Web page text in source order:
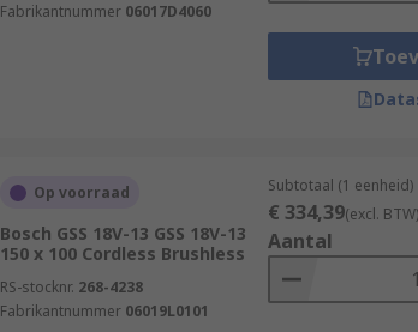
Fabrikantnummer 06017D4060
Op voorraad
Bosch GSS 18V-13 GSS 18V-13
150 x 100 Cordless Brushless
RS-stocknr. 268-4238
Fabrikantnummer 06019L0101
Subtotaal (1 eenheid)
€ 334,39(excl. BTW)
Aantal